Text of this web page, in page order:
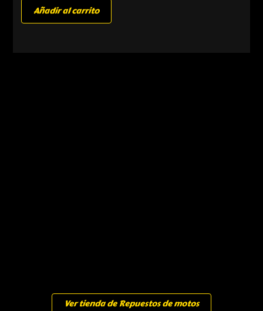
Añadir al carrito
Ver tienda de Repuestos de motos